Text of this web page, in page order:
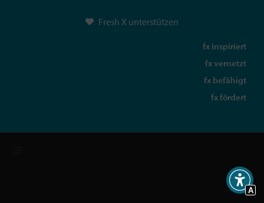
Fresh X unterstützen
fx inspiriert
fx vernetzt
fx befähigt
fx fördert
A